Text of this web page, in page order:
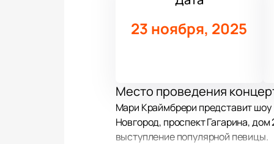
23 ноября, 2025
Место проведения
Мари Краймбрери представит
Новгород, проспект Гагарина,
выступление популярной певицы.